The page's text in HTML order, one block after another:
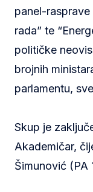
panel-
rada” te
političke
brojnih
parlamentu,
Skup je
Akademičar,
Šimunović (PA